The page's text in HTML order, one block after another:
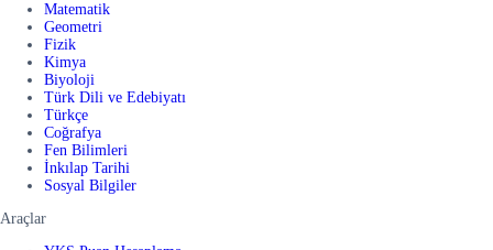
Matematik
Geometri
Fizik
Kimya
Biyoloji
Türk Dili ve Edebiyatı
Türkçe
Coğrafya
Fen Bilimleri
İnkılap Tarihi
Sosyal Bilgiler
Araçlar